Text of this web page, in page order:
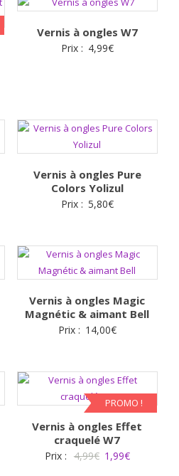
Vernis à ongles W7
Prix : 4,99€
Vernis à ongles Pure
Colors Yolizul
Prix : 5,80€
Vernis à ongles Magic
Magnétic & aimant Bell
Prix : 14,00€
PROMO !
Vernis à ongles Effet
craquelé W7
Prix : 4,99€ Le
1,99€Le